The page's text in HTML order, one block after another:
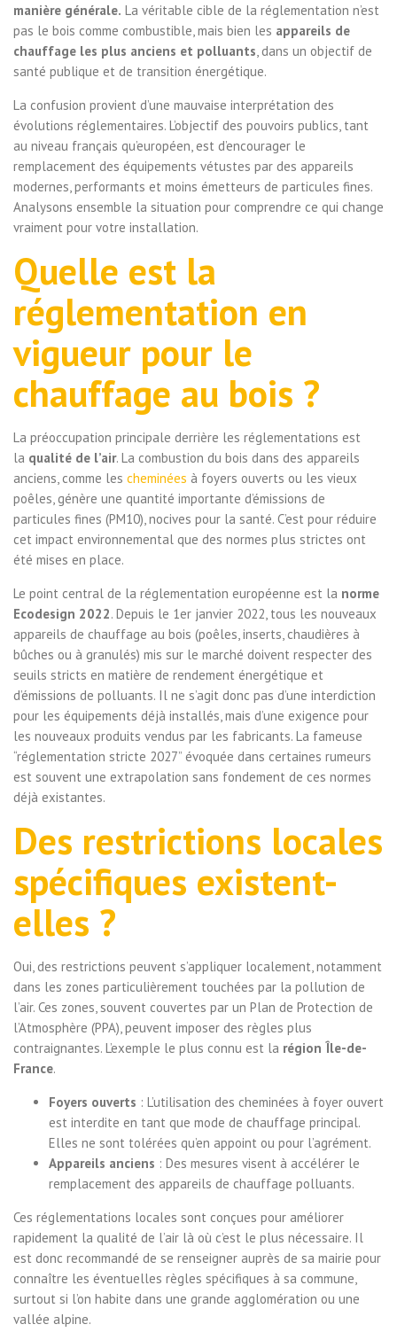
manière générale. La véritable cible de la réglementation n’est
pas le bois comme combustible, mais bien les appareils de
chauffage les plus anciens et polluants, dans un objectif de
santé publique et de transition énergétique.
La confusion provient d’une mauvaise interprétation des
évolutions réglementaires. L’objectif des pouvoirs publics, tant
au niveau français qu’européen, est d’encourager le
remplacement des équipements vétustes par des appareils
modernes, performants et moins émetteurs de particules fines.
Analysons ensemble la situation pour comprendre ce qui change
vraiment pour votre installation.
Quelle est la
réglementation en
vigueur pour le
chauffage au bois ?
La préoccupation principale derrière les réglementations est
la qualité de l’air. La combustion du bois dans des appareils
anciens, comme les cheminées à foyers ouverts ou les vieux
poêles, génère une quantité importante d’émissions de
particules fines (PM10), nocives pour la santé. C’est pour réduire
cet impact environnemental que des normes plus strictes ont
été mises en place.
Le point central de la réglementation européenne est la norme
Ecodesign 2022. Depuis le 1er janvier 2022, tous les nouveaux
appareils de chauffage au bois (poêles, inserts, chaudières à
bûches ou à granulés) mis sur le marché doivent respecter des
seuils stricts en matière de rendement énergétique et
d’émissions de polluants. Il ne s’agit donc pas d’une interdiction
pour les équipements déjà installés, mais d’une exigence pour
les nouveaux produits vendus par les fabricants. La fameuse
“réglementation stricte 2027” évoquée dans certaines rumeurs
est souvent une extrapolation sans fondement de ces normes
déjà existantes.
Des restrictions locales
spécifiques existent-
elles ?
Oui, des restrictions peuvent s’appliquer localement, notamment
dans les zones particulièrement touchées par la pollution de
l’air. Ces zones, souvent couvertes par un Plan de Protection de
l’Atmosphère (PPA), peuvent imposer des règles plus
contraignantes. L’exemple le plus connu est la région Île-de-
France.
Foyers ouverts : L’utilisation des cheminées à foyer ouvert
est interdite en tant que mode de chauffage principal.
Elles ne sont tolérées qu’en appoint ou pour l’agrément.
Appareils anciens : Des mesures visent à accélérer le
remplacement des appareils de chauffage polluants.
Ces réglementations locales sont conçues pour améliorer
rapidement la qualité de l’air là où c’est le plus nécessaire. Il
est donc recommandé de se renseigner auprès de sa mairie pour
connaître les éventuelles règles spécifiques à sa commune,
surtout si l’on habite dans une grande agglomération ou une
vallée alpine.